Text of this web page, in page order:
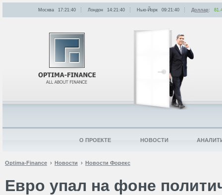
Optima-Finance Новости Новости Форекс
Евро упал на фоне
Москва 17:21:40 Лондон 14:21:40 Нью-Йорк 09:21:40 Доллар:
О ПРОЕКТЕ НОВОСТИ